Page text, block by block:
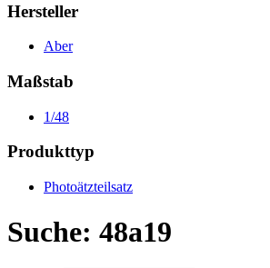
Hersteller
Aber
Maßstab
1/48
Produkttyp
Photoätzteilsatz
Suche: 48a19